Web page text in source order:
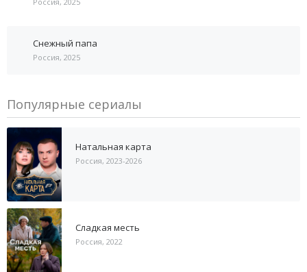
Снежный папа
Россия, 2025
Популярные сериалы
Натальная карта
Россия, 2023-2026
Сладкая месть
Россия, 2022